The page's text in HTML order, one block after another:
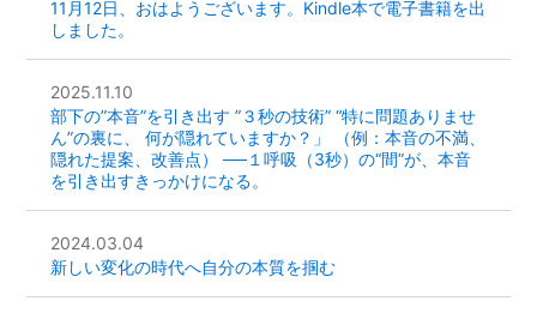
11月12日、おはようございます。Kindle本で電子書籍を出
しました。
2025.11.10
部下の”本音”を引き出す ”３秒の技術” “特に問題ありませ
ん”の裏に、 何が隠れていますか？」 （例：本音の不満、
隠れた提案、改善点） ──１呼吸（3秒）の“間”が、本音
を引き出すきっかけになる。
2024.03.04
新しい変化の時代へ自分の本質を掴む